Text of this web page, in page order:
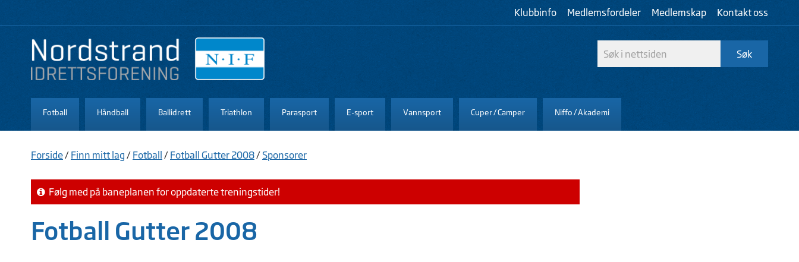
Klubbinfo Medlemsfordeler Medlemskap Kontakt oss
Fotball Håndball Ballidrett Triathlon Parasport E-sport Vannsport Cuper / Camper Niffo / Akademi
Forside/ Finn mitt lag / Fotball / Fotball Gutter 2008/ Sponsorer
Følg med på baneplanen for oppdaterte treningstider!
Fotball Gutter 2008